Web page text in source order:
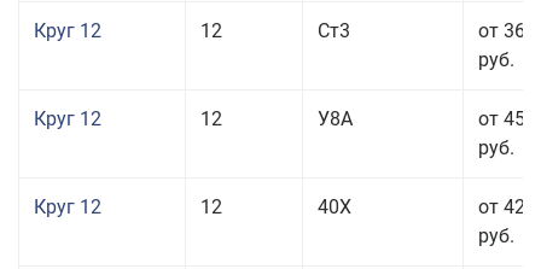
Круг 12 12 Ст3
от 36
руб.
Круг 12 12 У8А
от 45
руб.
Круг 12 12 40Х
от 42
руб.